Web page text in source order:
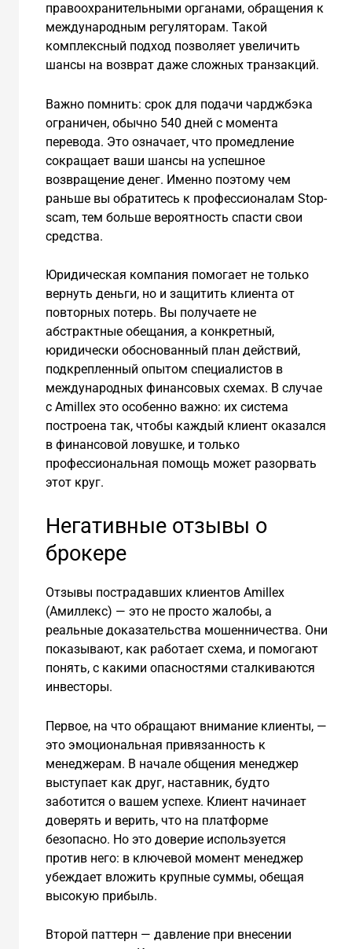
правоохранительными органами, обращения к
международным регуляторам. Такой
комплексный подход позволяет увеличить
шансы на возврат даже сложных транзакций.
Важно помнить: срок для подачи чарджбэка
ограничен, обычно 540 дней с момента
перевода. Это означает, что промедление
сокращает ваши шансы на успешное
возвращение денег. Именно поэтому чем
раньше вы обратитесь к профессионалам Stop-
scam, тем больше вероятность спасти свои
средства.
Юридическая компания помогает не только
вернуть деньги, но и защитить клиента от
повторных потерь. Вы получаете не
абстрактные обещания, а конкретный,
юридически обоснованный план действий,
подкрепленный опытом специалистов в
международных финансовых схемах. В случае
с Amillex это особенно важно: их система
построена так, чтобы каждый клиент оказался
в финансовой ловушке, и только
профессиональная помощь может разорвать
этот круг.
Негативные отзывы о
брокере
Отзывы пострадавших клиентов Amillex
(Амиллекс) — это не просто жалобы, а
реальные доказательства мошенничества. Они
показывают, как работает схема, и помогают
понять, с какими опасностями сталкиваются
инвесторы.
Первое, на что обращают внимание клиенты, —
это эмоциональная привязанность к
менеджерам. В начале общения менеджер
выступает как друг, наставник, будто
заботится о вашем успехе. Клиент начинает
доверять и верить, что на платформе
безопасно. Но это доверие используется
против него: в ключевой момент менеджер
убеждает вложить крупные суммы, обещая
высокую прибыль.
Второй паттерн — давление при внесении